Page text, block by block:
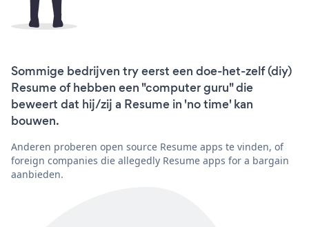
Sommige bedrijven try eerst een doe-het-zelf (diy)
Resume of hebben een "computer guru" die
beweert dat hij/zij a Resume in 'no time' kan
bouwen.
Anderen proberen open source Resume apps te vinden, of
foreign companies die allegedly Resume apps for a bargain
aanbieden.